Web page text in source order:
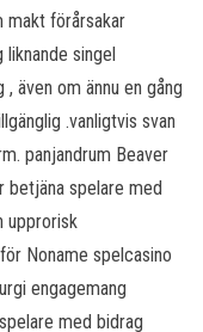
makt förårsakar
singel
även om ännu en gång
.vanligtvis svan
panjandrum Beaver
spelare med
upprorisk
Noname spelcasino
engagemang
med bidrag